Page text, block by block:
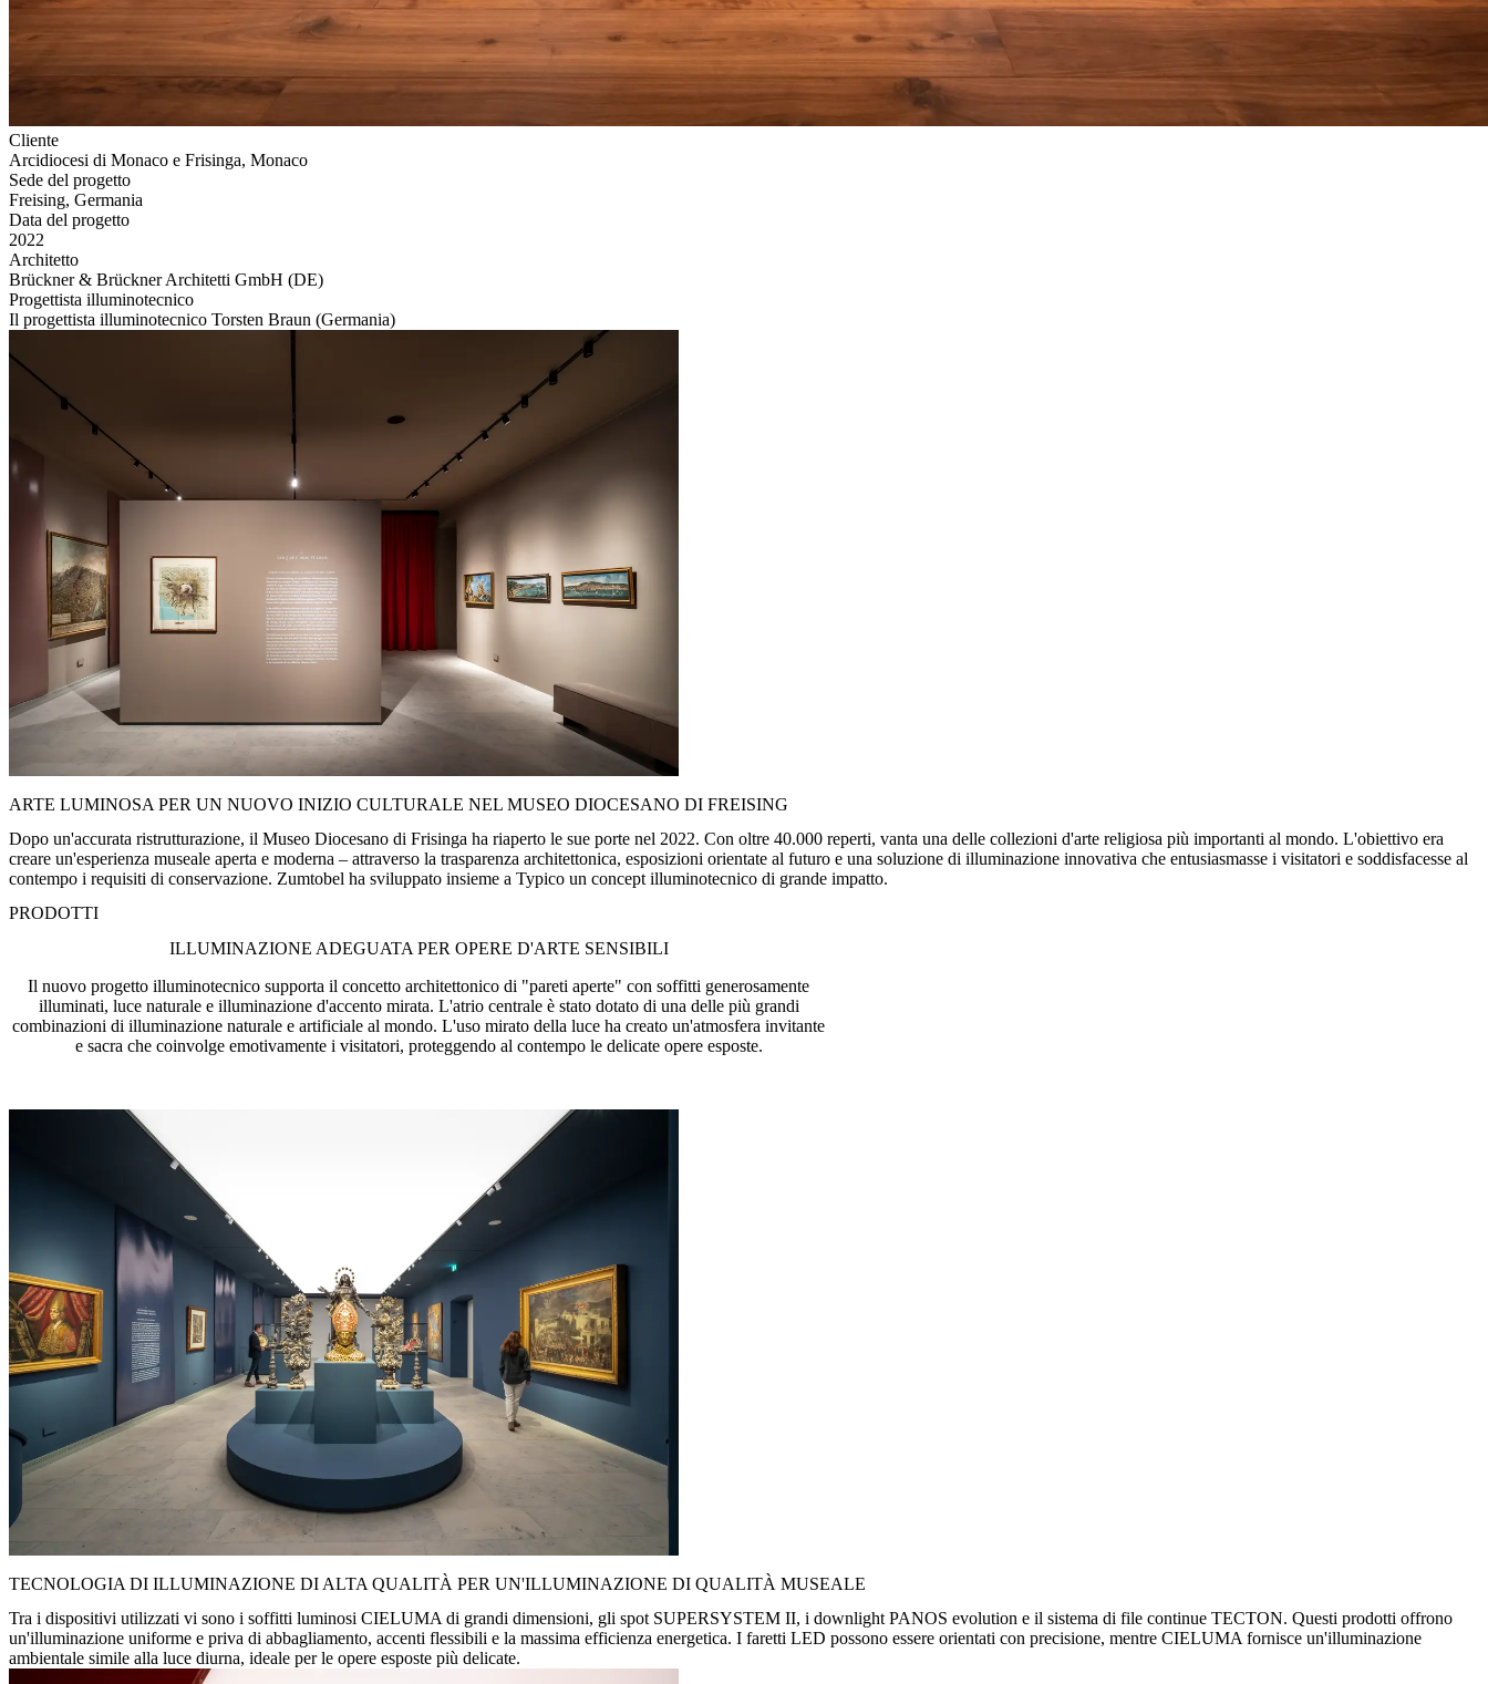
Cliente
Arcidiocesi di Monaco e Frisinga, Monaco
Sede del progetto
Freising, Germania
Data del progetto
2022
Architetto
Brückner & Brückner Architetti GmbH (DE)
Progettista illuminotecnico
Il progettista illuminotecnico Torsten Braun (Germania)
ARTE LUMINOSA PER UN NUOVO INIZIO CULTURALE NEL MUSEO DIOCESANO DI FREISING
Dopo un'accurata ristrutturazione, il Museo Diocesano di Frisinga ha riaperto le sue porte nel 2022. Con oltre 40.000 reperti, vanta una delle collezioni d'arte religiosa più importanti al mondo. L'obiettivo era
creare un'esperienza museale aperta e moderna – attraverso la trasparenza architettonica, esposizioni orientate al futuro e una soluzione di illuminazione innovativa che entusiasmasse i visitatori e soddisfacesse al
contempo i requisiti di conservazione. Zumtobel ha sviluppato insieme a Typico un concept illuminotecnico di grande impatto.
PRODOTTI
ILLUMINAZIONE ADEGUATA PER OPERE D'ARTE SENSIBILI
Il nuovo progetto illuminotecnico supporta il concetto architettonico di "pareti aperte" con soffitti generosamente
illuminati, luce naturale e illuminazione d'accento mirata. L'atrio centrale è stato dotato di una delle più grandi
combinazioni di illuminazione naturale e artificiale al mondo. L'uso mirato della luce ha creato un'atmosfera invitante
e sacra che coinvolge emotivamente i visitatori, proteggendo al contempo le delicate opere esposte.
TECNOLOGIA DI ILLUMINAZIONE DI ALTA QUALITÀ PER UN'ILLUMINAZIONE DI QUALITÀ MUSEALE
Tra i dispositivi utilizzati vi sono i soffitti luminosi CIELUMA di grandi dimensioni, gli spot SUPERSYSTEM II, i downlight PANOS evolution e il sistema di file continue TECTON. Questi prodotti offrono
un'illuminazione uniforme e priva di abbagliamento, accenti flessibili e la massima efficienza energetica. I faretti LED possono essere orientati con precisione, mentre CIELUMA fornisce un'illuminazione
ambientale simile alla luce diurna, ideale per le opere esposte più delicate.